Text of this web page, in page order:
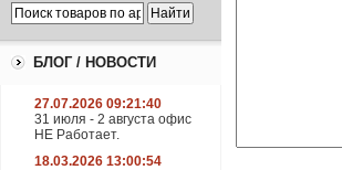
БЛОГ / НОВОСТИ
27.07.2026 09:21:40
31 июля - 2 августа офис
НЕ Работает.
18.03.2026 13:00:54